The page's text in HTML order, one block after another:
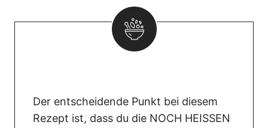
Der entscheidende Punkt bei diesem
Rezept ist, dass du die NOCH HEISSEN